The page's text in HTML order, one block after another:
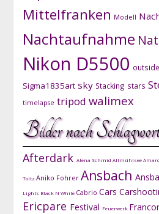
Mittelfranken Modell
Nachtaufnahme
Nikon D5500 outside
Sigma1835art sky Stacking stars
timelapse tripod walimex
Bilder nach
Afterdark Alena Schmid Altmühlsee
Toltz Aniko Fohrer Ansbach
Lights Black N White Cabrio Cars
Ericpare Festival Feuerwerk